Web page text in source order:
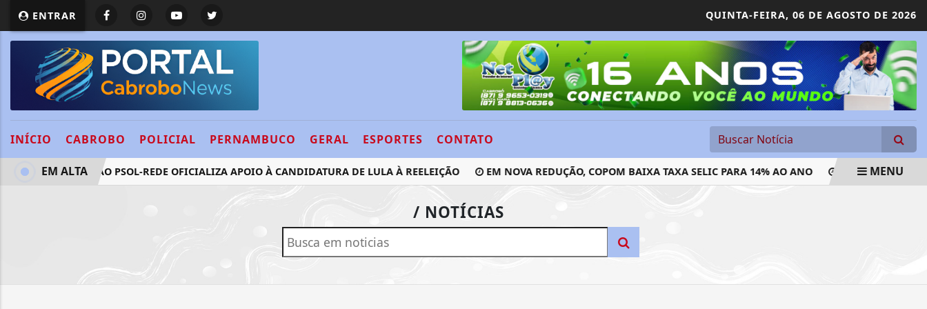
ENTRAR QUINTA-FEIRA, 06 DE AGOSTO DE 2026
INÍCIO CABROBO POLICIAL PERNAMBUCO GERAL ESPORTES CONTATO
FEDERAÇÃO PSOL-REDE OFICIALIZA APOIO À CANDIDATURA DE LULA À REELEIÇÃO EM NOVA REDUÇÃO, COPOM BAIXA TAXA SELIC PARA 14% AO ANO JUSTIÇA DO
EM ALTA MENU
/ NOTÍCIAS